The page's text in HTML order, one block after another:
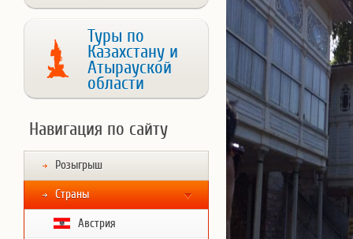
Туры по
Казахстану и
Атырауской
области
Навигация по сайту
Розыгрыш
Страны
Австрия